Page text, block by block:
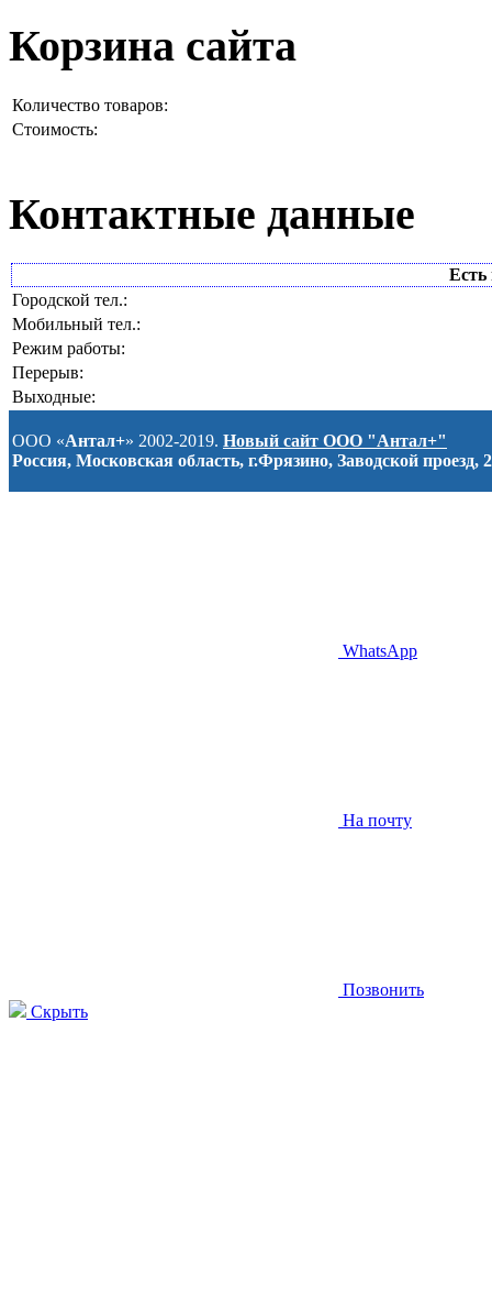
Корзина сайта
Количество товаров:
Стоимость:
Контактные данные
Есть
Городской тел.:
Мобильный тел.:
Режим работы:
Перерыв:
Выходные:
ООО «Антал+» 2002-2019. Новый сайт ООО "Антал+"
Россия, Московская область, г.Фрязино, Заводской проезд, 2
WhatsApp
На почту
Позвонить
Скрыть